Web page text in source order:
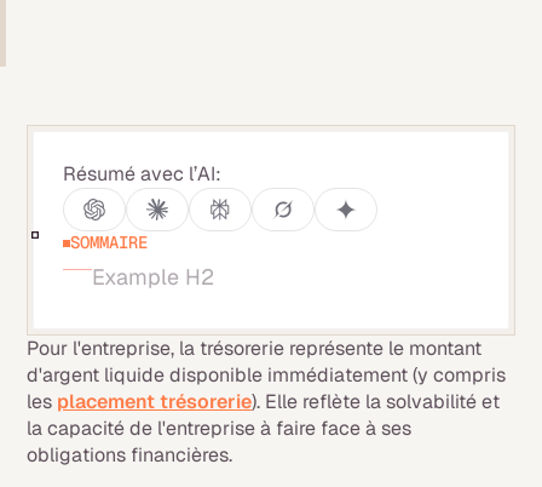
Résumé avec l’AI:
SOMMAIRE
Example H2
Pour l'entreprise, la trésorerie représente le montant
d'argent liquide disponible immédiatement (y compris
les placement trésorerie). Elle reflète la solvabilité et
la capacité de l'entreprise à faire face à ses
obligations financières.